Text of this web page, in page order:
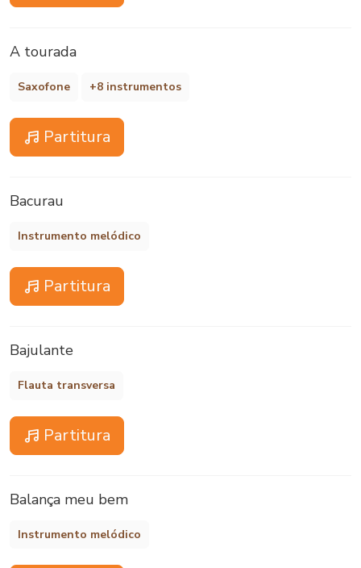
A tourada
Saxofone +8 instrumentos
Partitura
Bacurau
Instrumento melódico
Partitura
Bajulante
Flauta transversa
Partitura
Balança meu bem
Instrumento melódico